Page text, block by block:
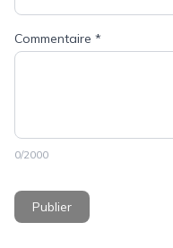
Commentaire *
0/2000
Publier